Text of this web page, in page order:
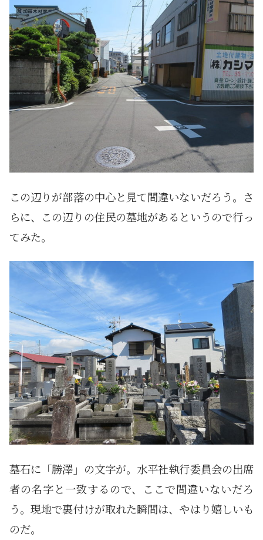
この辺りが部落の中心と見て間違いないだろう。さ
らに、この辺りの住民の墓地があるというので行っ
てみた。
墓石に「勝澤」の文字が。水平社執行委員会の出席
者の名字と一致するので、ここで間違いないだろ
う。現地で裏付けが取れた瞬間は、やはり嬉しいも
のだ。